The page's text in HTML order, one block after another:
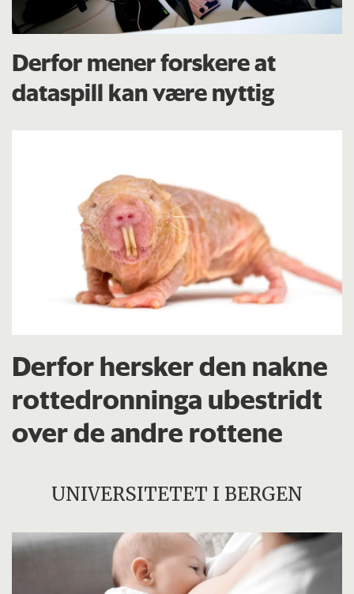
Derfor mener forskere at
dataspill kan være nyttig
Derfor hersker den nakne
rottedronninga ubestridt
over de andre rottene
UNIVERSITETET I BERGEN